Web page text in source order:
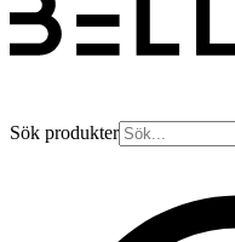
Sök produkter